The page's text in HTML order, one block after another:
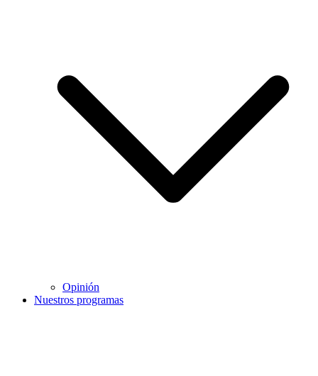
Opinión
Nuestros programas